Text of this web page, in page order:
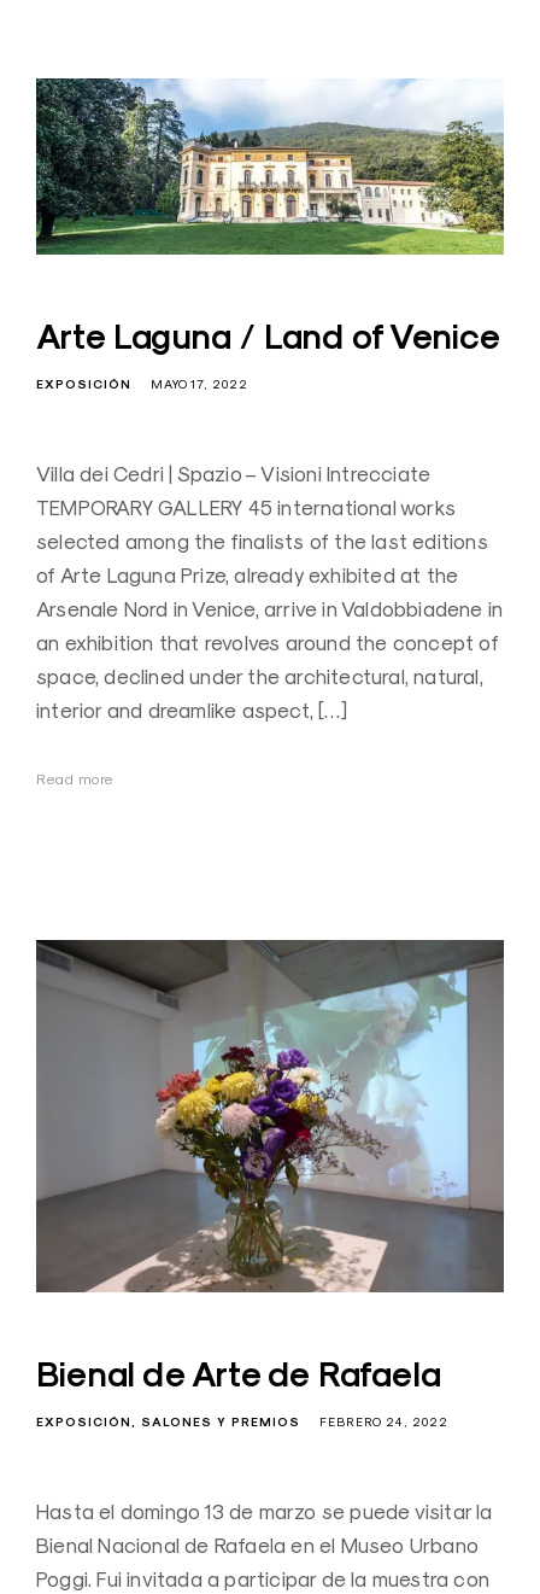
Arte Laguna / Land of Venice
EXPOSICIÓN MAYO 17, 2022
Villa dei Cedri | Spazio – Visioni Intrecciate
TEMPORARY GALLERY 45 international works
selected among the finalists of the last editions
of Arte Laguna Prize, already exhibited at the
Arsenale Nord in Venice, arrive in Valdobbiadene in
an exhibition that revolves around the concept of
space, declined under the architectural, natural,
interior and dreamlike aspect, […]
Read more
Bienal de Arte de Rafaela
EXPOSICIÓN SALONES Y PREMIOS FEBRERO 24, 2022
Hasta el domingo 13 de marzo se puede visitar la
Bienal Nacional de Rafaela en el Museo Urbano
Poggi. Fui invitada a participar de la muestra con